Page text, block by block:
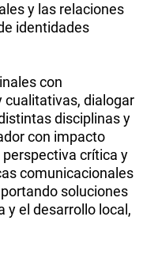
y las relaciones
identidades
con
dialogar
disciplinas y
con impacto
crítica y
comunicacionales
soluciones
y el desarrollo local,